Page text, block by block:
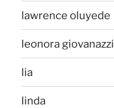
lawrence oluyede
leonora giovanazzi
lia
linda